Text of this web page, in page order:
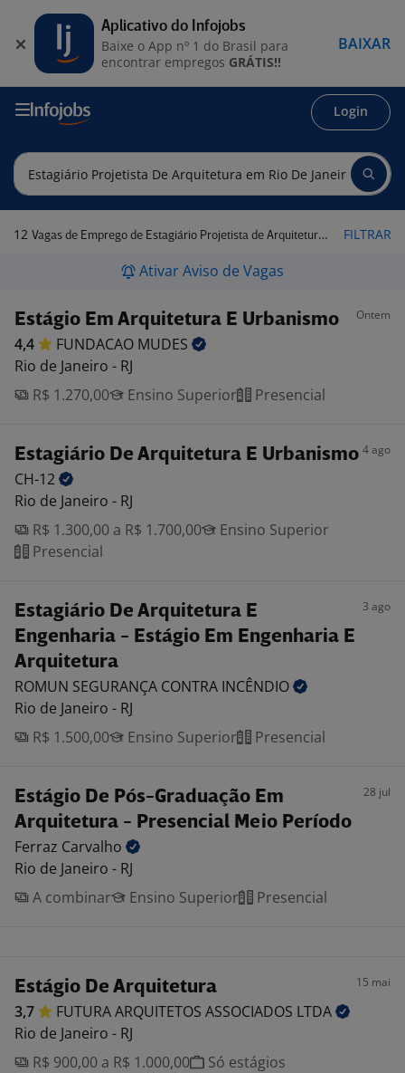
Login
12 Vagas de Emprego de Estagiário Projetista de Arquitetura em Rio de Janeiro FILTRAR
Ativar Aviso de Vagas
Estágio Em Arquitetura E Urbanismo Ontem
4,4 FUNDACAO MUDES
Rio de Janeiro - RJ
R$ 1.270,00
Ensino Superior Presencial
Estagiário De Arquitetura E Urbanismo 4 ago
CH-12
Rio de Janeiro - RJ
R$ 1.300,00 a R$ 1.700,00
Ensino Superior
Presencial
Estagiário De Arquitetura E
Engenharia - Estágio Em Engenharia E
Arquitetura
3 ago
ROMUN SEGURANÇA CONTRA INCÊNDIO
Rio de Janeiro - RJ
R$ 1.500,00
Ensino Superior Presencial
Estágio De Pós-Graduação Em
Arquitetura - Presencial Meio Período
28 jul
Ferraz Carvalho
Rio de Janeiro - RJ
A combinar
Ensino Superior Presencial
Estágio De Arquitetura 15 mai
3,7 FUTURA ARQUITETOS ASSOCIADOS LTDA
Rio de Janeiro - RJ
R$ 900,00 a R$ 1.000,00
Só estágios
Aplicativo do Infojobs
Baixe o App nº 1 do Brasil para
encontrar empregos GRÁTIS!!
BAIXAR